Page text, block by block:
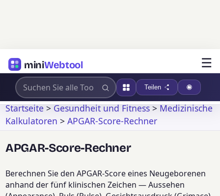
miniWebtool ☰
Teilen
Startseite>Gesundheit und Fitness>Medizinische
Kalkulatoren >APGAR-Score-Rechner
APGAR-Score-Rechner
Berechnen Sie den APGAR-Score eines Neugeborenen
anhand der fünf klinischen Zeichen — Aussehen